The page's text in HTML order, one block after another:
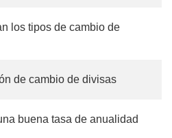
los tipos de cambio de
de cambio de divisas
buena tasa de anualidad